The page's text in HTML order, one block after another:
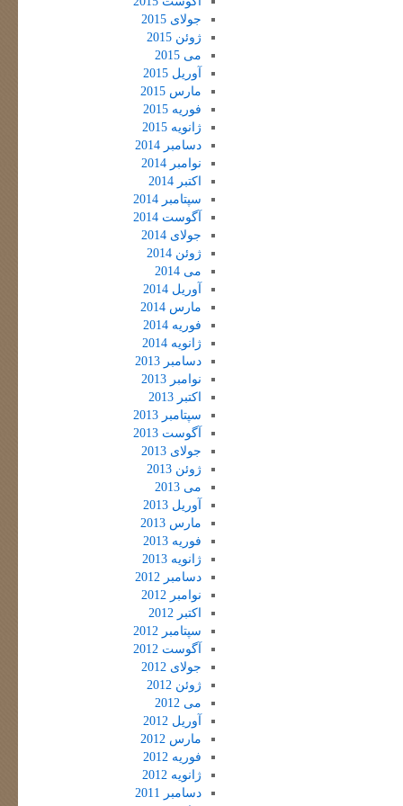
جولای 2015
ژوئن 2015
می 2015
آوریل 2015
مارس 2015
فوریه 2015
ژانویه 2015
دسامبر 2014
نوامبر 2014
اکتبر 2014
سپتامبر 2014
آگوست 2014
جولای 2014
ژوئن 2014
می 2014
آوریل 2014
مارس 2014
فوریه 2014
ژانویه 2014
دسامبر 2013
نوامبر 2013
اکتبر 2013
سپتامبر 2013
آگوست 2013
جولای 2013
ژوئن 2013
می 2013
آوریل 2013
مارس 2013
فوریه 2013
ژانویه 2013
دسامبر 2012
نوامبر 2012
اکتبر 2012
سپتامبر 2012
آگوست 2012
جولای 2012
ژوئن 2012
می 2012
آوریل 2012
مارس 2012
فوریه 2012
ژانویه 2012
دسامبر 2011